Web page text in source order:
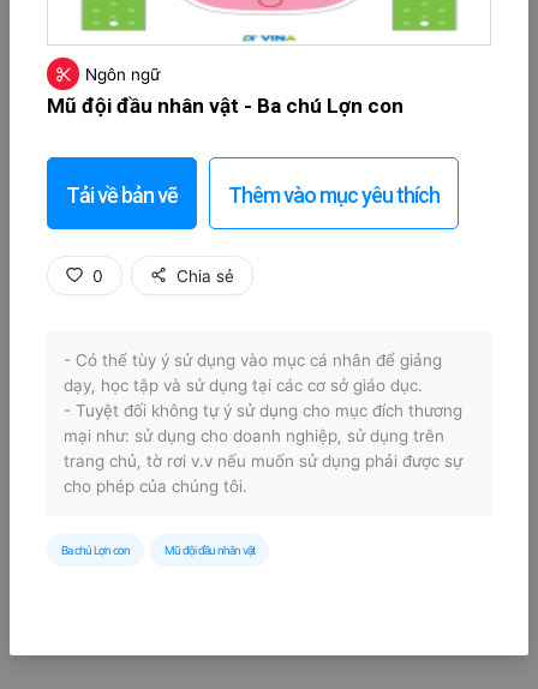
Ngôn ngữ
Mũ đội đầu nhân vật - Ba chú Lợn con
Tải về bản vẽ Thêm vào mục yêu thích
0 Chia sẻ
- Có thể tùy ý sử dụng vào mục cá nhân để giảng
dạy, học tập và sử dụng tại các cơ sở giáo dục.
- Tuyệt đối không tự ý sử dụng cho mục đích thương
mại như: sử dụng cho doanh nghiệp, sử dụng trên
trang chủ, tờ rơi v.v nếu muốn sử dụng phải được sự
cho phép của chúng tôi.
Ba chú Lợn con Mũ đội đầu nhân vật